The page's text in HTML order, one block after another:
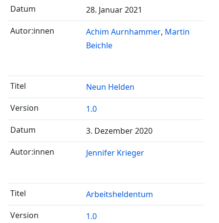
28. Januar 2021
Achim Aurnhammer Martin
Beichle
Neun Helden
1.0
3. Dezember 2020
Jennifer Krieger
Arbeitsheldentum
1.0